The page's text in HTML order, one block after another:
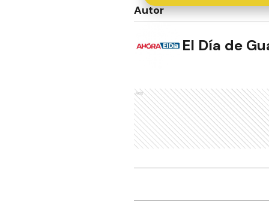
Autor
El Día de
Ads